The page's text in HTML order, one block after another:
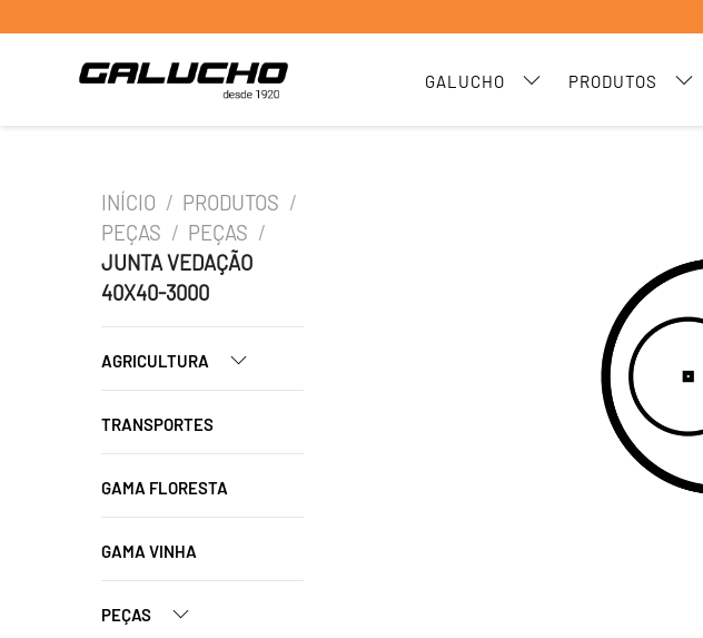
GALUCHO PRODUTOS
INÍCIO / PRODUTOS /
PEÇAS / PEÇAS /
JUNTA VEDAÇÃO
40X40-3000
AGRICULTURA
TRANSPORTES
GAMA FLORESTA
GAMA VINHA
PEÇAS